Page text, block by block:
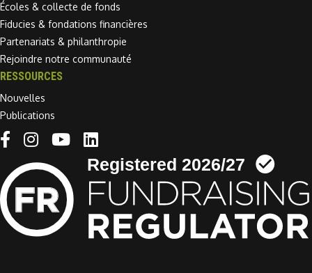
Écoles & collecte de fonds
Fiducies & fondations financières
Partenariats & philanthropie
Rejoindre notre communauté
RESSOURCES
Nouvelles
Publications
Linkedin link